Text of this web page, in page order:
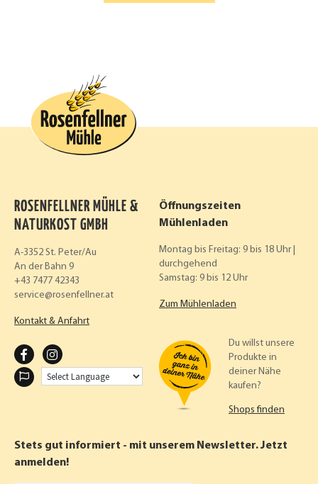
ROSENFELLNER MÜHLE &
NATURKOST GMBH
A-3352 St. Peter/Au
An der Bahn 9
+43 7477 42343
service
rosenfellner.at
Kontakt & Anfahrt
F
O
O
N
G
R
Öffnungszeiten
Mühlenladen
Montag bis Freitag: 9 bis 18 Uhr |
durchgehend
Samstag: 9 bis 12 Uhr
Zum Mühlenladen
Du willst unsere
Produkte in
deiner Nähe
kaufen?
Shops finden
Stets gut informiert - mit unserem Newsletter. Jetzt
anmelden!